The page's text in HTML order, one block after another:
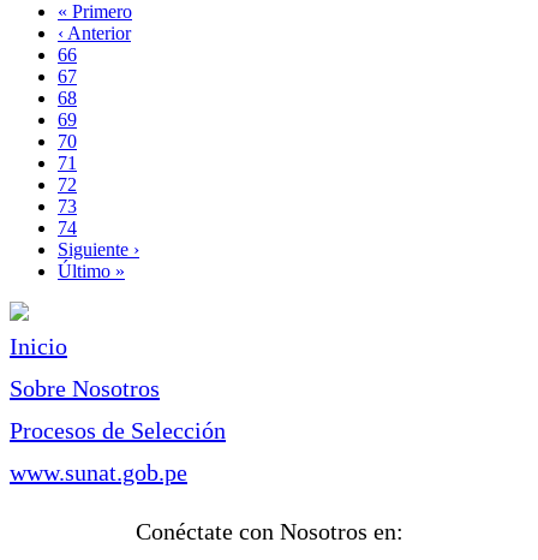
Paginación
Primera
página
« Primero
Página
anterior
‹ Anterior
Page
66
Page
67
Page
68
Page
69
Página
actual
70
Page
71
Page
72
Page
73
Page
74
Siguiente
página
Siguiente ›
Última
Último »
Inicio
Sobre Nosotros
Procesos de Selección
www.sunat.gob.pe
Conéctate con Nosotros en: